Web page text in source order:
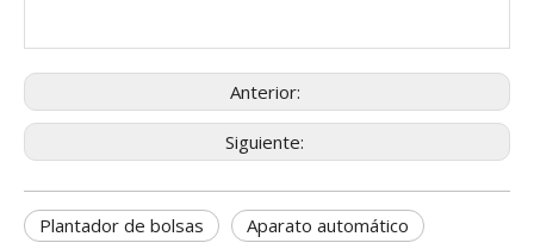
Anterior:
Siguiente:
Plantador de bolsas
Aparato automático